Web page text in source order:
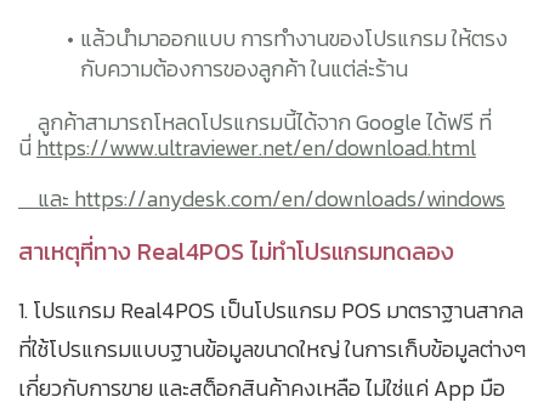
แล้วนำมาออกแบบ การทำงานของโปรแกรม ให้ตรง
กับความต้องการของลูกค้า ในแต่ล่ะร้าน
ลูกค้าสามารถโหลดโปรแกรมนี้ได้จาก Google ได้ฟรี ที่
นี่ https://www.ultraviewer.net/en/download.html
และ https://anydesk.com/en/downloads/windows
สาเหตุที่ทาง Real4POS ไม่ทำโปรแกรมทดลอง
1. โปรแกรม Real4POS เป็นโปรแกรม POS มาตราฐานสากล
ที่ใช้โปรแกรมแบบฐานข้อมูลขนาดใหญ่ ในการเก็บข้อมูลต่างๆ
เกี่ยวกับการขาย และสต็อกสินค้าคงเหลือ ไม่ใช่แค่ App มือ